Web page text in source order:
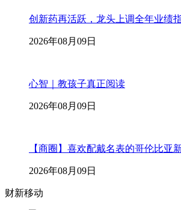
创新药再活跃，龙头上调全年业绩
2026年08月09日
心智｜教孩子真正阅读
2026年08月09日
【商圈】喜欢配戴名表的哥伦比亚
2026年08月09日
财新移动